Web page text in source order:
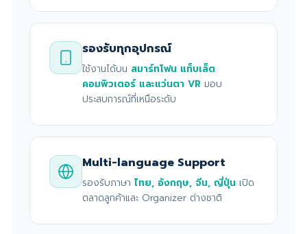
รองรับทุกอุปกรณ์
ใช้งานได้บน สมาร์ทโฟน แท็บเล็ต
คอมพิวเตอร์ และแว่นตา VR มอบ
ประสบการณ์ที่เหนือระดับ
Multi-language Support
รองรับภาษา ไทย, อังกฤษ, จีน, ญี่ปุ่น เปิด
ตลาดลูกค้าและ Organizer ต่างชาติ